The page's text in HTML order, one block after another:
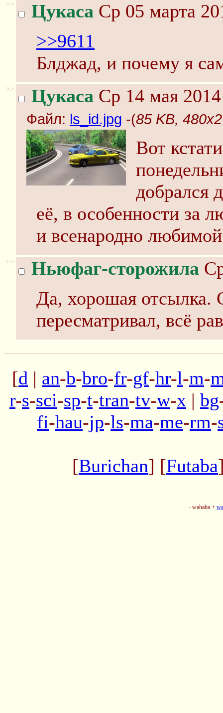
>> Цукаса Ср 05 марта
>>9611
Блджад, и почему я
>> Цукаса Ср 14 мая
Файл: ls_id.jpg -(85 KB,
Вот
добрался
её, в особенности за
и всенародно
>> Ньюфаг-сторожила
Да, хорошая отсылка.
пересматривал, всё
[d | an-b-bro-fr-gf-hr-l-m-
r-s-sci-sp-t-tran-tv-w-x | bg
fi-hau-jp-ls-ma-me-rm-
[Burichan] [Futaba
- wahaba +